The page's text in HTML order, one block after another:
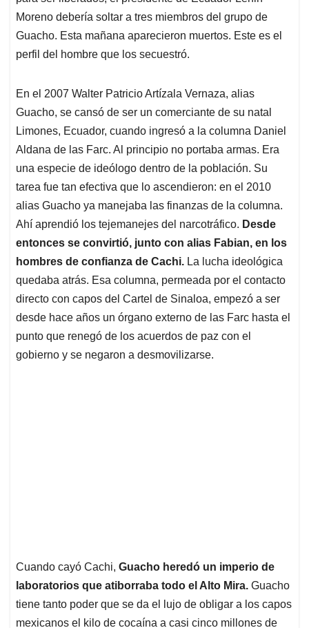
Moreno debería soltar a tres miembros del grupo de
Guacho. Esta mañana aparecieron muertos. Este es el
perfil del hombre que los secuestró.
En el 2007 Walter Patricio Artízala Vernaza, alias
Guacho, se cansó de ser un comerciante de su natal
Limones, Ecuador, cuando ingresó a la columna Daniel
Aldana de las Farc. Al principio no portaba armas. Era
una especie de ideólogo dentro de la población. Su
tarea fue tan efectiva que lo ascendieron: en el 2010
alias Guacho ya manejaba las finanzas de la columna.
Ahí aprendió los tejemanejes del narcotráfico. Desde
entonces se convirtió, junto con alias Fabian, en los
hombres de confianza de Cachi. La lucha ideológica
quedaba atrás. Esa columna, permeada por el contacto
directo con capos del Cartel de Sinaloa, empezó a ser
desde hace años un órgano externo de las Farc hasta el
punto que renegó de los acuerdos de paz con el
gobierno y se negaron a desmovilizarse.
Cuando cayó Cachi, Guacho heredó un imperio de
laboratorios que atiborraba todo el Alto Mira. Guacho
tiene tanto poder que se da el lujo de obligar a los capos
mexicanos el kilo de cocaína a casi cinco millones de